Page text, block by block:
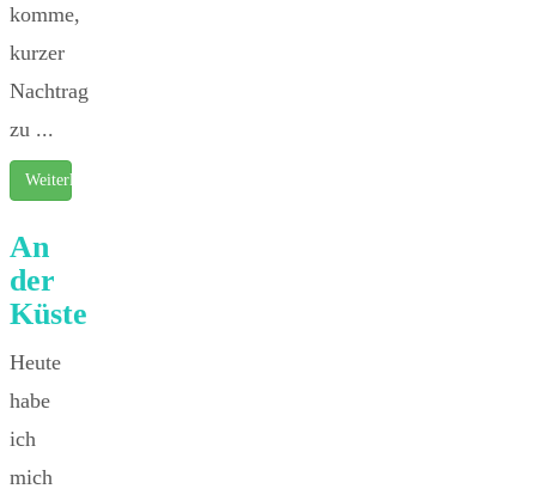
komme,
kurzer
Nachtrag
zu ...
Weiterlesen …
An
der
Küste
Heute
habe
ich
mich